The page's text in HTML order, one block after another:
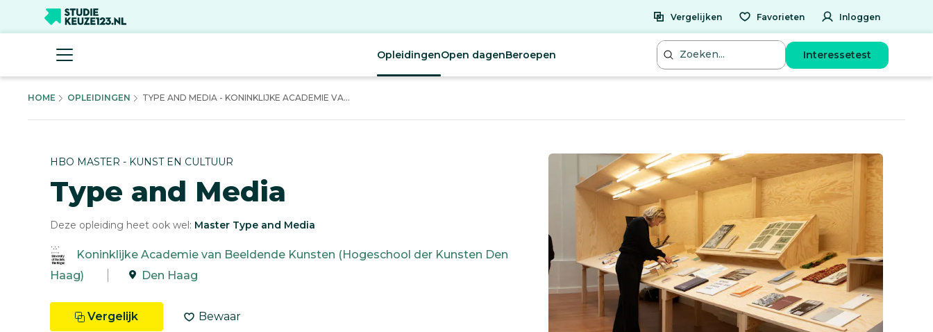
Vergelijken Favorieten Inloggen
OpleidingenOpen dagenBeroepen Interessetest
HOME OPLEIDINGEN TYPE AND MEDIA - KONINKLIJKE ACADEMIE VA...
HBO MASTER - KUNST EN CULTUUR
Type and Media
Deze opleiding heet ook wel: Master Type and Media
Koninklijke Academie van Beeldende Kunsten (Hogeschool der Kunsten Den
Haag)
Den Haag
Vergelijk Bewaar